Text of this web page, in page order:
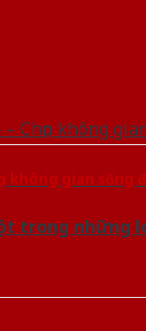
không gian sống
trong những